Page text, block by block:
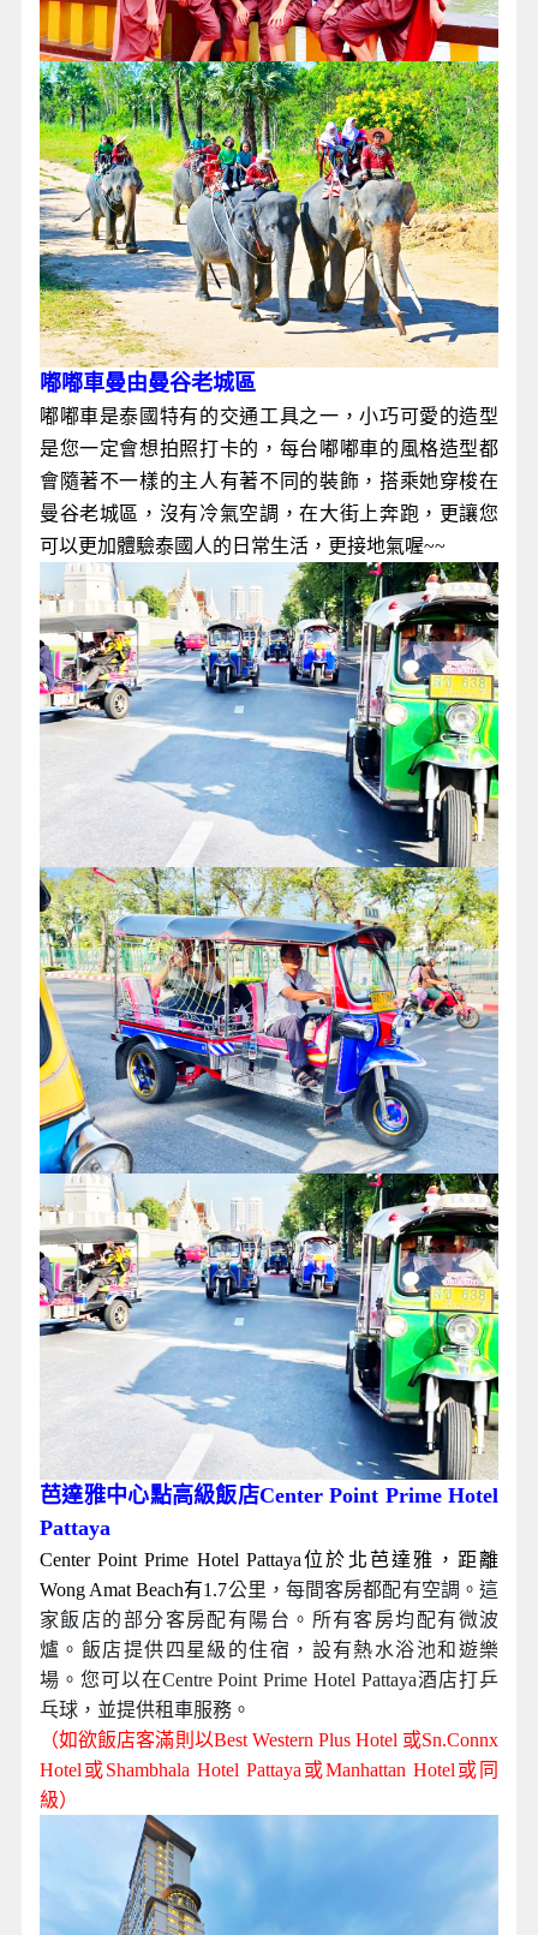
嘟嘟車曼由曼谷老城區
嘟嘟車是泰國特有的交通工具之一，小巧可愛的造型
是您一定會想拍照打卡的，每台嘟嘟車的風格造型都
會隨著不一樣的主人有著不同的裝飾，搭乘她穿梭在
曼谷老城區，沒有冷氣空調，在大街上奔跑，更讓您
可以更加體驗泰國人的日常生活，更接地氣喔~~
芭達雅中心點高級飯店Center Point Prime Hotel
Pattaya
Center Point Prime Hotel Pattaya位於北芭達雅，距離
Wong Amat Beach有1.7公里，每間客房都配有空調。這
家飯店的部分客房配有陽台。所有客房均配有微波
爐。飯店提供四星級的住宿，設有熱水浴池和遊樂
場。您可以在Centre Point Prime Hotel Pattaya酒店打乒
乓球，並提供租車服務。
（如欲飯店客滿則以Best Western Plus Hotel 或Sn.Connx
Hotel或Shambhala Hotel Pattaya或Manhattan Hotel或同
級）